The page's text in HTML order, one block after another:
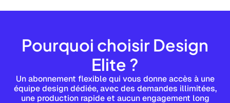
Pourquoi choisir Design
Elite ?
Un abonnement flexible qui vous donne accès à une
équipe design dédiée, avec des demandes illimitées,
une production rapide et aucun engagement long